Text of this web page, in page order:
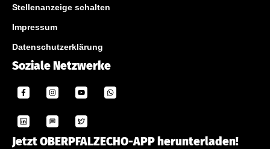
Stellenanzeige schalten
Impressum
Datenschutzerklärung
Soziale Netzwerke
Jetzt OBERPFALZECHO-APP herunterladen!